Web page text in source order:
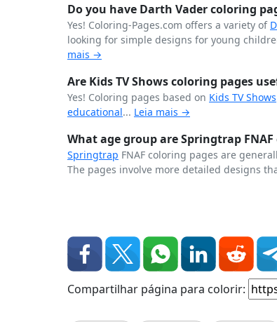
Do you have Darth Vader coloring
Yes! Coloring-Pages.com offers a variety of
looking for simple designs for young
mais →
Are Kids TV Shows coloring pages
Yes! Coloring pages based on Kids TV Shows
educational... Leia mais →
What age group are Springtrap
Springtrap FNAF coloring pages are
The pages involve more detailed designs
Compartilhar página para colorir: